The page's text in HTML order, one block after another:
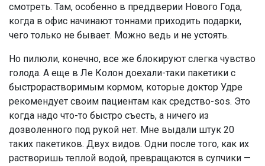
смотреть. Там, особенно в преддверии Нового Года,
когда в офис начинают тоннами приходить подарки,
чего только не бывает. Можно ведь и не устоять.
Но пилюли, конечно, все же блокируют слегка чувство
голода. А еще в Ле Колон доехали-таки пакетики с
быстрорастворимым кормом, которые доктор Удре
рекомендует своим пациентам как средство-sos. Это
когда надо что-то быстро съесть, а ничего из
дозволенного под рукой нет. Мне выдали штук 20
таких пакетиков. Двух видов. Одни после того, как их
растворишь теплой водой, превращаются в супчики —